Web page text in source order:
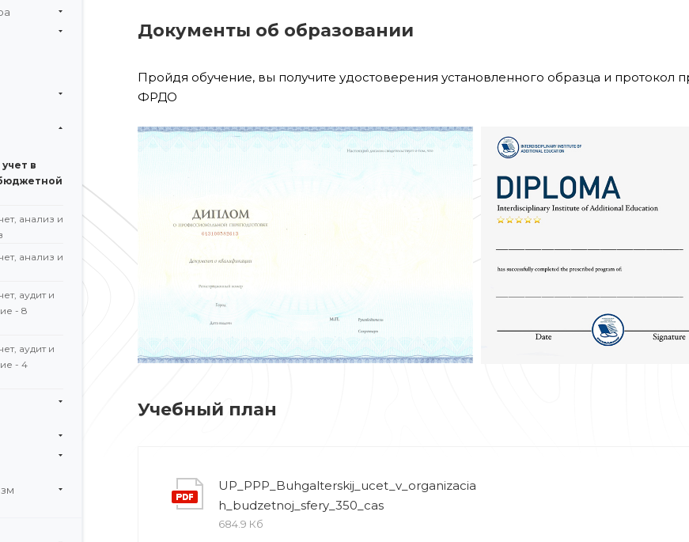
в
анализ и
анализ и
аудит и
- 8
аудит и
- 4
Документы об образовании
Пройдя обучение, вы получите удостоверения установленного образца и
ФРДО
Учебный план
UP_PPP_Buhgalterskij_ucet_v_organizacia
h_budzetnoj_sfery_350_cas
684.9 Кб